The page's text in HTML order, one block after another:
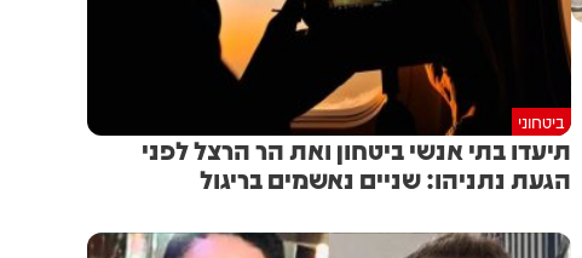
ביטחוני
תיעדו בתי אנשי ביטחון ואת הר הרצל לפני
הגעת נתניהו: שניים נאשמים בריגול